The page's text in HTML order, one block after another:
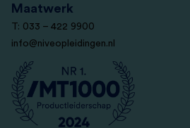
Maatwerk
T: 033 – 422 9900
info@niveopleidingen.nl